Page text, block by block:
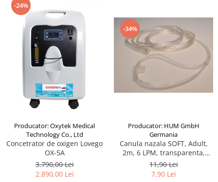
-24%
Producator: Oxytek Medical
Technology Co., Ltd
Concetrator de oxigen Lovego
OX-5A
3.790,00 Lei
2.890,00 Lei
-34%
Producator: HUM GmbH
Germania
Canula nazala SOFT, Adult,
2m, 6 LPM, transparenta,
narine drepte si conice
11,90 Lei
7,90 Lei